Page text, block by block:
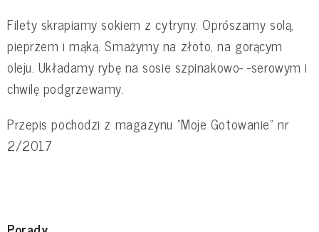
Filety skrapiamy sokiem z cytryny. Oprószamy solą,
pieprzem i mąką. Smażymy na złoto, na gorącym
oleju. Układamy rybę na sosie szpinakowo- -serowym i
chwilę podgrzewamy.
Przepis pochodzi z magazynu "Moje Gotowanie" nr
2/2017